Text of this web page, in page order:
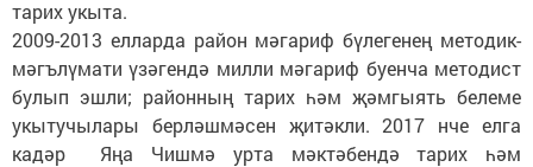
тарих укыта.
2009-2013 елларда район мәгариф бүлегенең методик-
мәгълүмати үзәгендә милли мәгариф буенча методист
булып эшли; районның тарих һәм җәмгыять белеме
укытучылары берләшмәсен җитәкли. 2017 нче елга
кадәр Яңа Чишмә урта мәктәбендә тарих һәм